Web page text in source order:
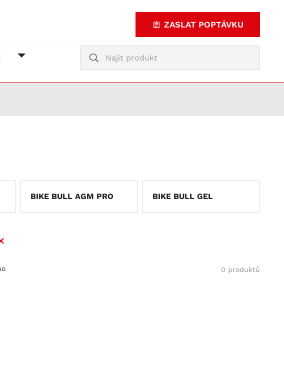
ZASLAT POPTÁVKU
JAK NAKUPOVATVyhledávání
BIKE BULL AGM PRO BIKE BULL GEL
0 produktů